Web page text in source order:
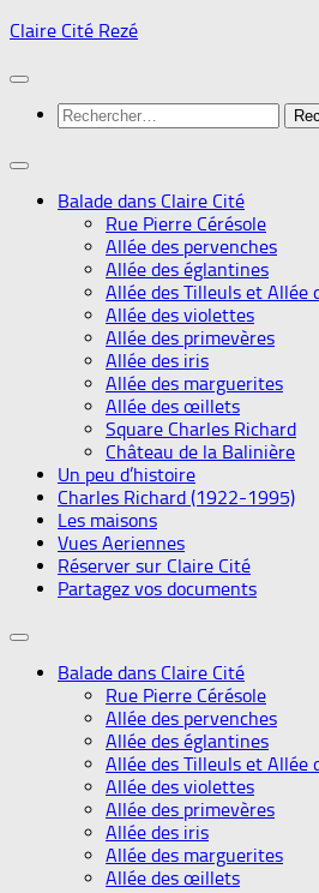
Skip
content
Claire Cité Rezé
Rechercher :
Balade dans Claire Cité
Rue Pierre Cérésole
Allée des pervenches
Allée des églantines
Allée des Tilleuls et Allée
Allée des violettes
Allée des primevères
Allée des iris
Allée des marguerites
Allée des œillets
Square Charles Richard
Château de la Balinière
Un peu d’histoire
Charles Richard (1922-1995)
Les maisons
Vues Aeriennes
Réserver sur Claire Cité
Partagez vos documents
Balade dans Claire Cité
Rue Pierre Cérésole
Allée des pervenches
Allée des églantines
Allée des Tilleuls et Allée
Allée des violettes
Allée des primevères
Allée des iris
Allée des marguerites
Allée des œillets